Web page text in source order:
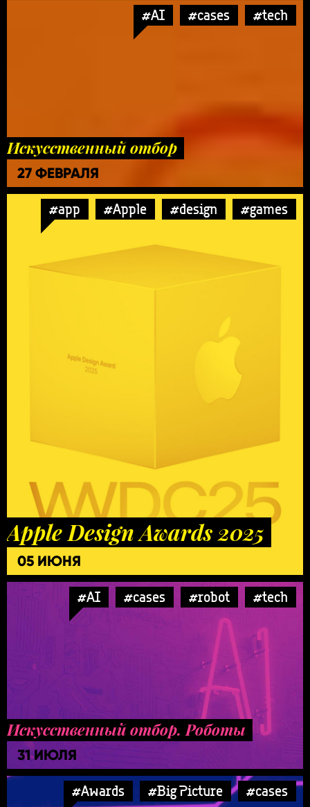
#AI #cases #tech
Искусственный отбор
27 ФЕВРАЛЯ
#app #Apple #design #games
Apple Design Awards 2025
05 ИЮНЯ
#AI #cases #robot #tech
Искусственный отбор. Роботы
31 ИЮЛЯ
#Awards #Big Picture #cases